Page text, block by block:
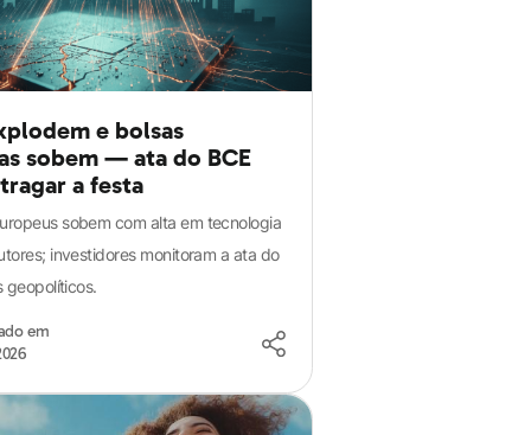
e bolsas
sobem — ata do BCE
a festa
sobem com alta em tecnologia
investidores monitoram a ata do
geopolíticos.
em